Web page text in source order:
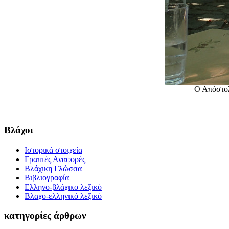
Ο
Βλάχοι
Ιστορικά στοιχεία
Γραπτές Αναφορές
Βλάχικη Γλώσσα
Βιβλιογραφία
Ελληνο-βλάχικο λεξικό
Βλαχο-ελληνικό λεξικό
κατηγορίες άρθρων